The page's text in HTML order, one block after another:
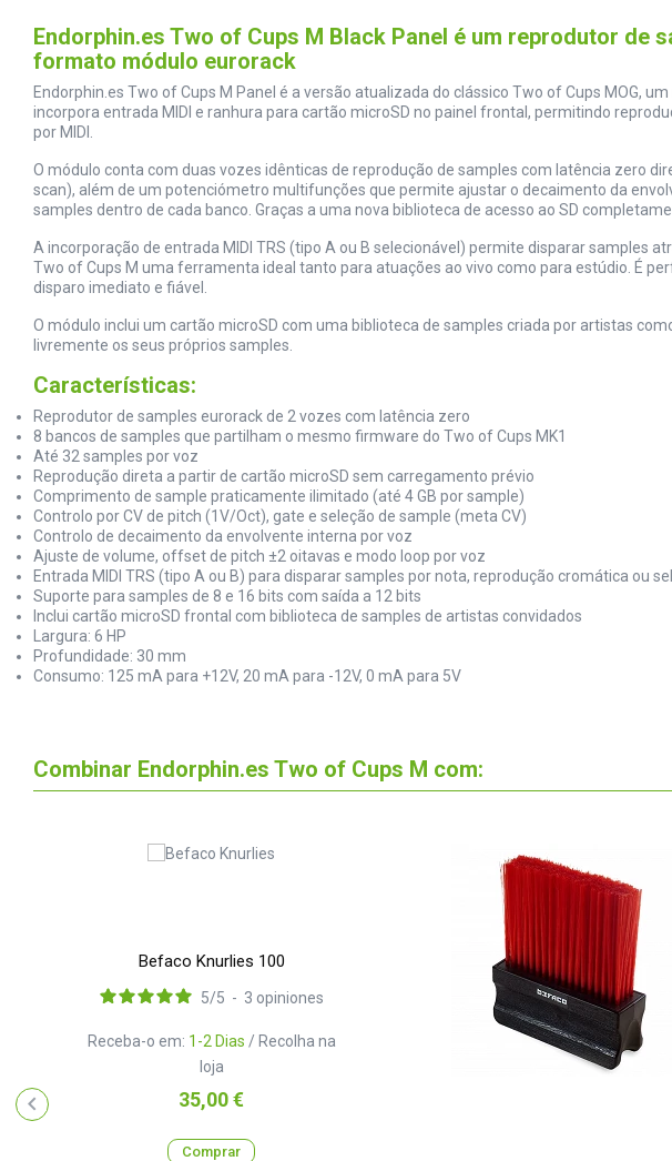
Endorphin.es Two of Cups M Black Panel é um reprodutor de
formato módulo eurorack
Endorphin.es Two of Cups M Panel é a versão atualizada do clássico Two of Cups MOG,
incorpora entrada MIDI e ranhura para cartão microSD no painel frontal, permitindo
por MIDI.
O módulo conta com duas vozes idênticas de reprodução de samples com latência zero
scan), além de um potenciómetro multifunções que permite ajustar o decaimento da
samples dentro de cada banco. Graças a uma nova biblioteca de acesso ao SD
A incorporação de entrada MIDI TRS (tipo A ou B selecionável) permite disparar samples
Two of Cups M uma ferramenta ideal tanto para atuações ao vivo como para estúdio. É
disparo imediato e fiável.
O módulo inclui um cartão microSD com uma biblioteca de samples criada por artistas
livremente os seus próprios samples.
Características:
Reprodutor de samples eurorack de 2 vozes com latência zero
8 bancos de samples que partilham o mesmo firmware do Two of Cups MK1
Até 32 samples por voz
Reprodução direta a partir de cartão microSD sem carregamento prévio
Comprimento de sample praticamente ilimitado (até 4 GB por sample)
Controlo por CV de pitch (1V/Oct), gate e seleção de sample (meta CV)
Controlo de decaimento da envolvente interna por voz
Ajuste de volume, offset de pitch ±2 oitavas e modo loop por voz
Entrada MIDI TRS (tipo A ou B) para disparar samples por nota, reprodução cromática ou
Suporte para samples de 8 e 16 bits com saída a 12 bits
Inclui cartão microSD frontal com biblioteca de samples de artistas convidados
Largura: 6 HP
Profundidade: 30 mm
Consumo: 125 mA para +12V, 20 mA para -12V, 0 mA para 5V
Combinar Endorphin.es Two of Cups M com:
Befaco Knurlies 100
Receba-o em: 1-2 Dias / Recolha na
loja
5/5 - 3 opiniones
Preço
35,00 €
Comprar